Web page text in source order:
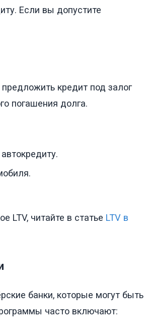
Если вы допустите
кредит под залог
погашения долга.
LTV, читайте в статье LTV в
банки, которые могут быть
часто включают: